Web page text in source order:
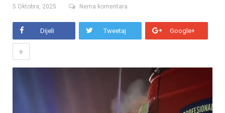
5 Oktobra, 2025 Nema komentara
Dijeli Tweetaj Google+
+